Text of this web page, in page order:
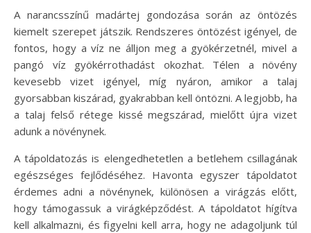
A narancsszínű madártej gondozása során az öntözés
kiemelt szerepet játszik. Rendszeres öntözést igényel, de
fontos, hogy a víz ne álljon meg a gyökérzetnél, mivel a
pangó víz gyökérrothadást okozhat. Télen a növény
kevesebb vizet igényel, míg nyáron, amikor a talaj
gyorsabban kiszárad, gyakrabban kell öntözni. A legjobb, ha
a talaj felső rétege kissé megszárad, mielőtt újra vizet
adunk a növénynek.
A tápoldatozás is elengedhetetlen a betlehem csillagának
egészséges fejlődéséhez. Havonta egyszer tápoldatot
érdemes adni a növénynek, különösen a virágzás előtt,
hogy támogassuk a virágképződést. A tápoldatot hígítva
kell alkalmazni, és figyelni kell arra, hogy ne adagoljunk túl